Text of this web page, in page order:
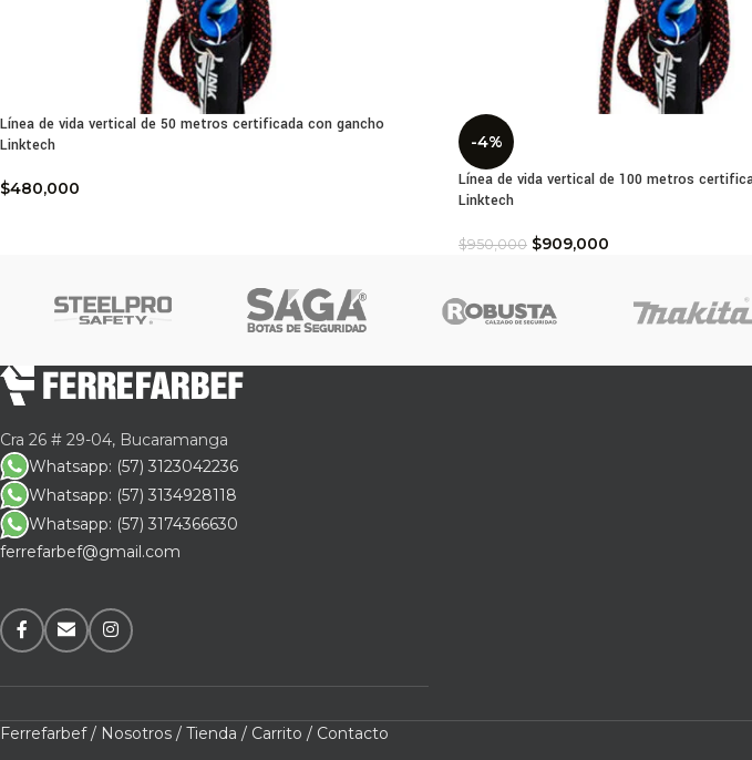
Línea de vida vertical de 50 metros certificada con gancho
Linktech
$480,000
-4%
Línea de vida vertical de 100 metros
Linktech
$950,000 $909,000
Cra 26 # 29-04, Bucaramanga
Whatsapp: (57) 3123042236
Whatsapp: (57) 3134928118
Whatsapp: (57) 3174366630
ferrefarbef@gmail.com
Ferrefarbef / Nosotros / Tienda / Carrito / Contacto